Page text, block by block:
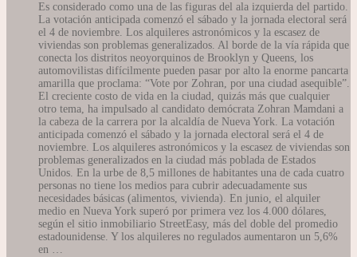
Es considerado como una de las figuras del ala izquierda del partido.
La votación anticipada comenzó el sábado y la jornada electoral será
el 4 de noviembre. Los alquileres astronómicos y la escasez de
viviendas son problemas generalizados. Al borde de la vía rápida que
conecta los distritos neoyorquinos de Brooklyn y Queens, los
automovilistas difícilmente pueden pasar por alto la enorme pancarta
amarilla que proclama: “Vote por Zohran, por una ciudad asequible”.
El creciente costo de vida en la ciudad, quizás más que cualquier
otro tema, ha impulsado al candidato demócrata Zohran Mamdani a
la cabeza de la carrera por la alcaldía de Nueva York. La votación
anticipada comenzó el sábado y la jornada electoral será el 4 de
noviembre. Los alquileres astronómicos y la escasez de viviendas son
problemas generalizados en la ciudad más poblada de Estados
Unidos. En la urbe de 8,5 millones de habitantes una de cada cuatro
personas no tiene los medios para cubrir adecuadamente sus
necesidades básicas (alimentos, vivienda). En junio, el alquiler
medio en Nueva York superó por primera vez los 4.000 dólares,
según el sitio inmobiliario StreetEasy, más del doble del promedio
estadounidense. Y los alquileres no regulados aumentaron un 5,6%
en …